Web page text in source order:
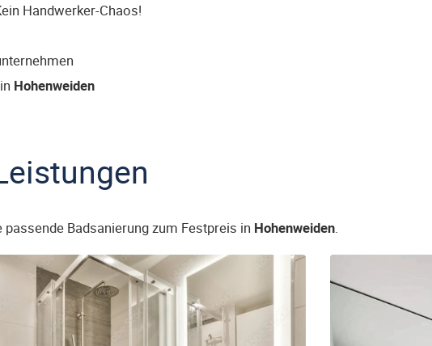
Handwerker-Chaos!
in Hohenweiden
passende Badsanierung zum Festpreis in Hohenweiden.